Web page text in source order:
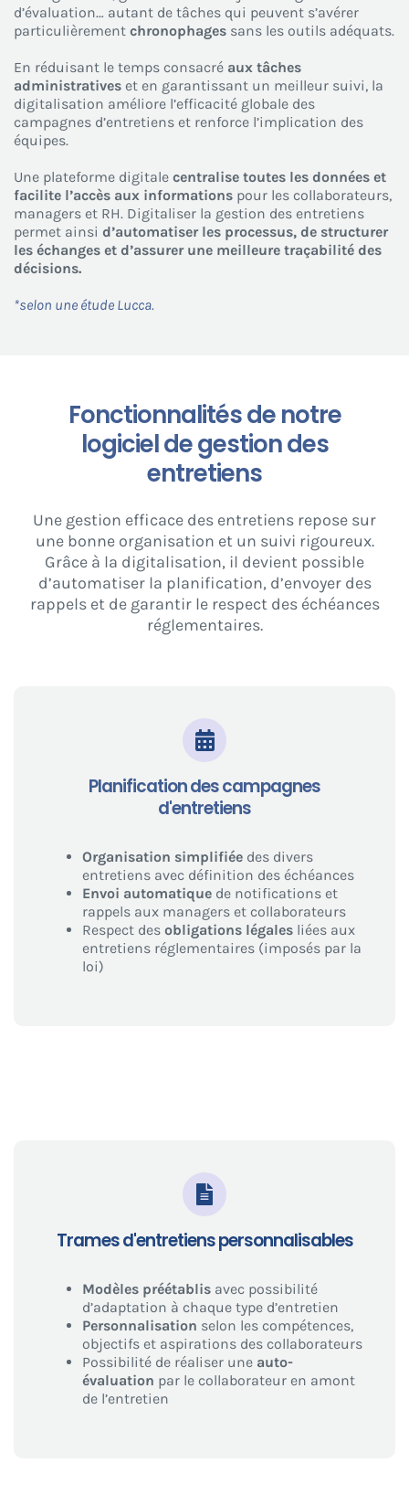
d’évaluation… autant de tâches qui peuvent s’avérer
particulièrement chronophagessans les outils adéquats.
En réduisant le temps consacréaux tâches
administrativeset en garantissant un meilleur suivi, la
digitalisation améliore l’efficacité globale des
campagnes d’entretiens et renforce l’implication des
équipes.
Une plateforme digitale centralise toutes les données et
facilite l’accès aux informationspour les collaborateurs,
managers et RH. Digitaliser la gestion des entretiens
permet ainsi d’automatiser les processus, de structurer
les échanges et d’assurer une meilleure traçabilité des
décisions.
*selon une étude Lucca.
Fonctionnalités de notre
logiciel de gestion des
entretiens
Une gestion efficace des entretiens repose sur
une bonne organisation et un suivi rigoureux.
Grâce à la digitalisation, il devient possible
d’automatiser la planification, d’envoyer des
rappels et de garantir le respect des échéances
réglementaires.
Planification des campagnes
d'entretiens
Organisation simplifiéedes divers
entretiens avec définition des échéances
Envoi automatiquede notifications et
rappels aux managers et collaborateurs
Respect des obligations légalesliées aux
entretiens réglementaires (imposés par la
loi)
Trames d'entretiens personnalisables
Modèles préétablisavec possibilité
d’adaptation à chaque type d’entretien
Personnalisation selon les compétences,
objectifs et aspirations des collaborateurs
Possibilité de réaliser une auto-
évaluation par le collaborateur en amont
de l’entretien